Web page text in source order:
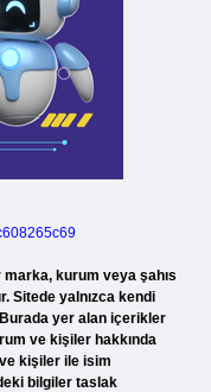
kurum veya şahıs
Sitede yalnızca kendi
Burada yer alan içerikler
ve kişiler hakkında
kişiler ile isim
bilgiler taslak